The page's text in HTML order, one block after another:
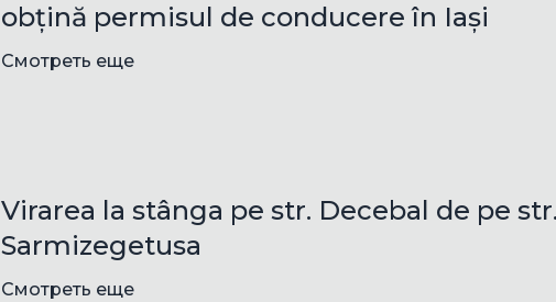
obțină permisul de conducere în Iași
Смотреть еще
Virarea la stânga pe str. Decebal de pe
Sarmizegetusa
Смотреть еще